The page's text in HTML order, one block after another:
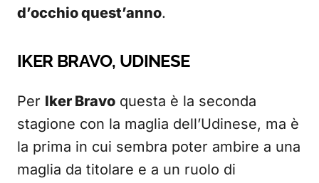
d’occhio quest’anno.
IKER BRAVO, UDINESE
Per Iker Bravo questa è la seconda
stagione con la maglia dell’Udinese, ma è
la prima in cui sembra poter ambire a una
maglia da titolare e a un ruolo di